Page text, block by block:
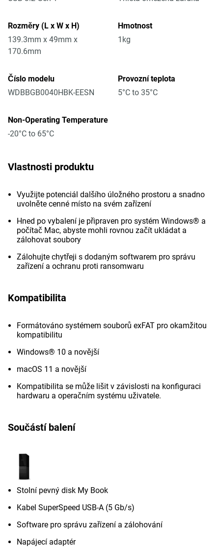
Rozměry (L x W x H)
139.3mm x 49mm x
170.6mm
Hmotnost
1kg
Číslo modelu
WDBBGB0040HBK-EESN
Provozní teplota
5°C to 35°C
Non-Operating Temperature
-20°C to 65°C
Vlastnosti produktu
Využijte potenciál dalšího úložného prostoru a snadno
uvolněte cenné místo na svém zařízení
Hned po vybalení je připraven pro systém Windows® a
počítač Mac, abyste mohli rovnou začít ukládat a
zálohovat soubory
Zálohujte chytřeji s dodaným softwarem pro správu
zařízení a ochranu proti ransomwaru
Kompatibilita
Formátováno systémem souborů exFAT pro okamžitou
kompatibilitu
Windows® 10 a novější
macOS 11 a novější
Kompatibilita se může lišit v závislosti na konfiguraci
hardwaru a operačním systému uživatele.
Součástí balení
Stolní pevný disk My Book
Kabel SuperSpeed USB-A (5 Gb/s)
Software pro správu zařízení a zálohování
Napájecí adaptér